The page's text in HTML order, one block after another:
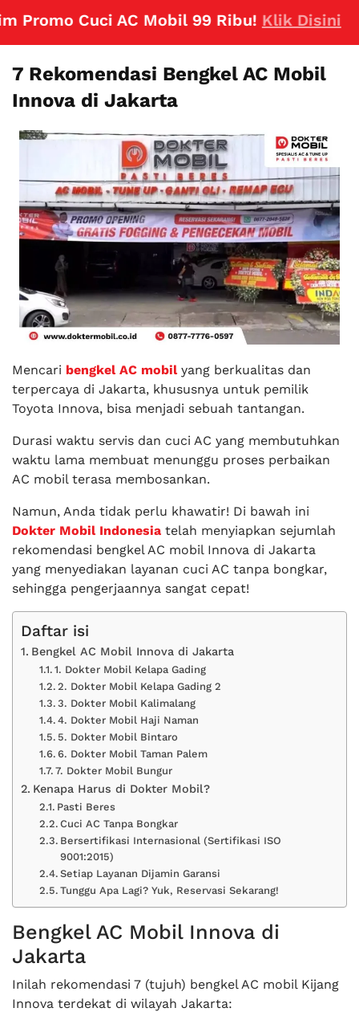
Cuci AC Mobil 99 Ribu!Klik Disini
7 Rekomendasi Bengkel AC Mobil
Innova di Jakarta
Mencari bengkel AC mobilyang berkualitas dan
terpercaya di Jakarta, khususnya untuk pemilik
Toyota Innova, bisa menjadi sebuah tantangan.
Durasi waktu servis dan cuci AC yang membutuhkan
waktu lama membuat menunggu proses perbaikan
AC mobil terasa membosankan.
Namun, Anda tidak perlu khawatir! Di bawah ini
Dokter Mobil Indonesia telah menyiapkan sejumlah
rekomendasi bengkel AC mobil Innova di Jakarta
yang menyediakan layanan cuci AC tanpa bongkar,
sehingga pengerjaannya sangat cepat!
Daftar isi
Bengkel AC Mobil Innova di Jakarta
1. Dokter Mobil Kelapa Gading
2. Dokter Mobil Kelapa Gading 2
3. Dokter Mobil Kalimalang
4. Dokter Mobil Haji Naman
5. Dokter Mobil Bintaro
6. Dokter Mobil Taman Palem
7. Dokter Mobil Bungur
Kenapa Harus di Dokter Mobil?
Pasti Beres
Cuci AC Tanpa Bongkar
Bersertifikasi Internasional (Sertifikasi ISO
9001:2015)
Setiap Layanan Dijamin Garansi
Tunggu Apa Lagi? Yuk, Reservasi Sekarang!
Bengkel AC Mobil Innova di
Jakarta
Inilah rekomendasi 7 (tujuh) bengkel AC mobil Kijang
Innova terdekat di wilayah Jakarta: